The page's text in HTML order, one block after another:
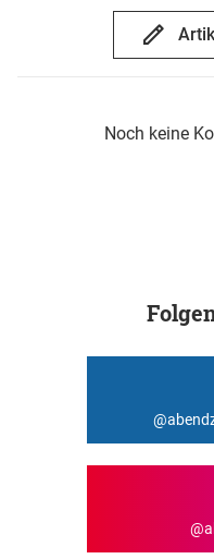
Noch keine